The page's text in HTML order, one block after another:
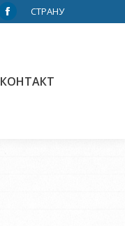
Facebook
in
СТРАНУ
КОНТАКТ